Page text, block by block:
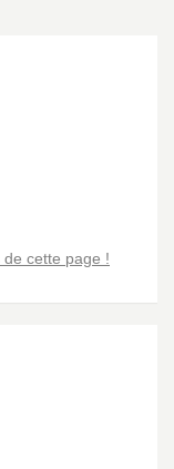
cette page !